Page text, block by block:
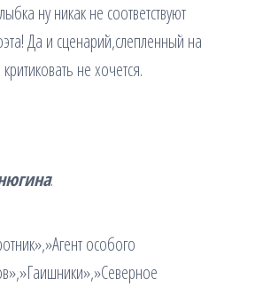
ну никак не соответствуют
Да и сценарий,слепленный на
не хочется.
:
особого